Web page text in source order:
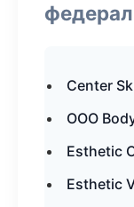
Center
ООО
Esthetic
Esthetic